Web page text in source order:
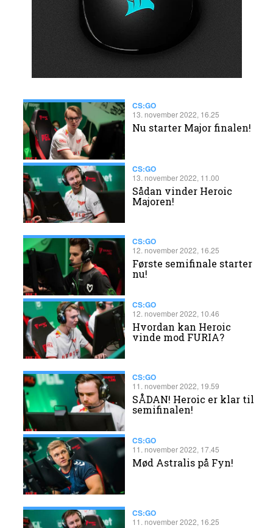
CS:GO
13. november 2022, 16.25
Nu starter Major finalen!
CS:GO
13. november 2022, 11.00
Sådan vinder Heroic
Majoren!
CS:GO
12. november 2022, 16.25
Første semifinale starter
nu!
CS:GO
12. november 2022, 10.46
​Hvordan kan Heroic
vinde mod FURIA?
CS:GO
11. november 2022, 19.59
SÅDAN! Heroic er klar til
semifinalen!
CS:GO
11. november 2022, 17.45
Mød Astralis på Fyn!
CS:GO
11. november 2022, 16.25